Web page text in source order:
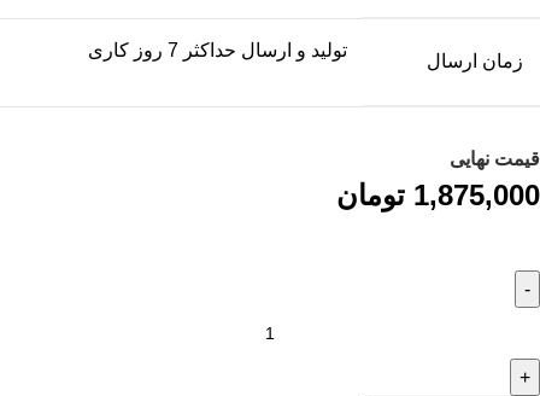
زمان ارسال
تولید و ارسال حداکثر 7 روز کاری
قیمت نهایی
1,875,000 تومان